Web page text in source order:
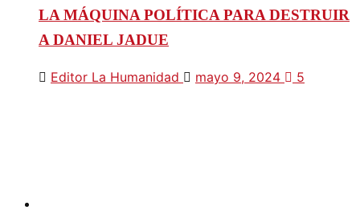
LA MÁQUINA POLÍTICA PARA DESTRUIR
A DANIEL JADUE
Editor La Humanidad mayo 9, 2024 5